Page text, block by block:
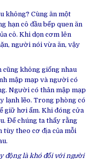
không? Cùng ăn một
hạn cô đầu bếp quen ăn
cô. Khi dọn cơm lên
người nói vừa ăn, vậy
cũng không giống nhau
mập mạp và người có
Người có thân mập mạp
lạnh lẽo. Trong phòng có
giữ hơi ấm. Khi đóng cửa
Để chúng ta thấy rằng
tùy theo cơ địa của mỗi
động là khó đối với người